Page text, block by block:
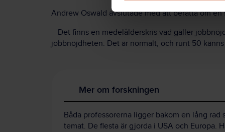
Andrew Oswald avslutade med att berätta om
– Det finns en medelålderskris vad gäller
jobbnöjdheten. Det är normalt, och runt 50
Mer om forskningen
Båda professorerna ligger bakom en lång rad
temat. De flesta är gjorda i USA och Europa.